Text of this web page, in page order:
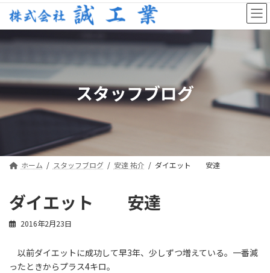
コ
テ
ン
へ
ス
ッ
プ
ナ
ゲ
ー
ョ
ン
移
動
スタッフブログ
ホーム スタッフブログ 安達 祐介 ダイエット 安達
ダイエット 安達
2016年2月23日
以前ダイエットに成功して早3年、少しずつ増えている。一番減
ったときからプラス4キロ。